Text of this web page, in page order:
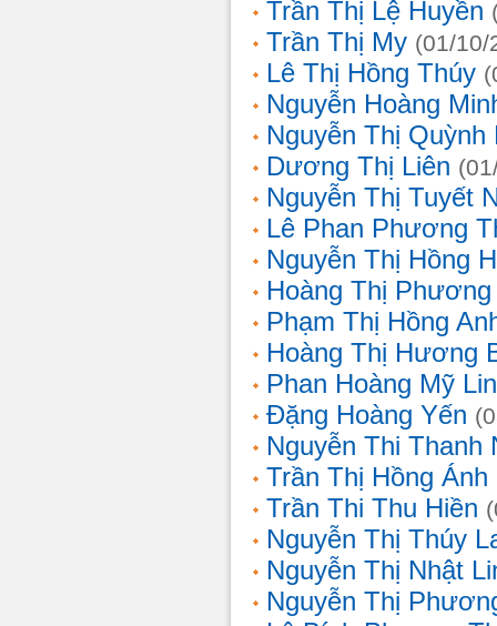
Trần Thị Lệ Huyền
Trần Thị My (01/10/
Lê Thị Hồng Thúy
Nguyễn Hoàng
Nguyễn Thị Quỳnh
Dương Thị Liên
Nguyễn Thị Tuyết
Lê Phan Phương
Nguyễn Thị Hồng
Hoàng Thị Phương
Phạm Thị Hồng
Hoàng Thị Hương
Phan Hoàng Mỹ
Đặng Hoàng Yến
Nguyễn Thi Thanh
Trần Thị Hồng Ánh
Trần Thi Thu Hiền
Nguyễn Thị Thúy
Nguyễn Thị Nhật
Nguyễn Thị